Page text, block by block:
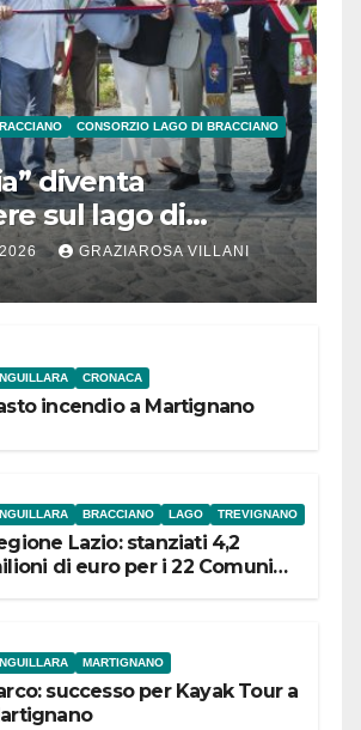
CONSORZIO LAGO DI BRACCIANO
diventa
sul lago di
ieriGRAZIAROSA VILLANI
CRONACA
incendio a Martignano
BRACCIANO LAGO TREVIGNANO
Lazio: stanziati 4,2
di euro per i 22 Comuni
MARTIGNANO
successo per Kayak Tour a